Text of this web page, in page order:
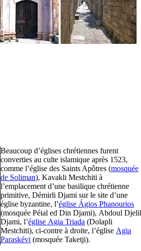
Beaucoup d’églises chrétiennes furent
converties au culte islamique après 1523,
comme l’église des Saints Apôtres (mosquée
de Soliman), Kavakli Mestchiti à
l’emplacement d’une basilique chrétienne
primitive, Démirli Djami sur le site d’une
église byzantine, l’église Ágios Phanourios
(mosquée Péial ed Din Djami), Abdoul Djelil
Djami, l’église Agia Triada (Dolapli
Mestchiti), ci-contre à droite, l’église Agia
Paraskévi (mosquée Taketji).